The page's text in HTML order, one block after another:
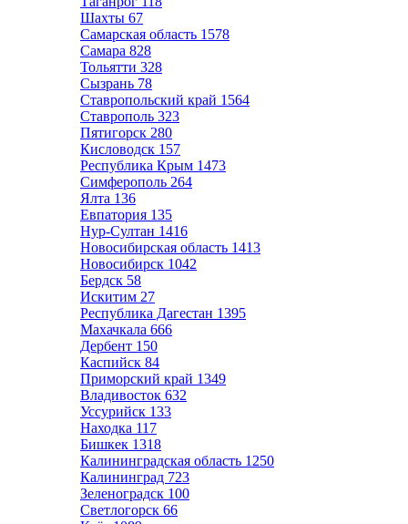
Шахты 67
Самарская область 1578
Самара 828
Тольятти 328
Сызрань 78
Ставропольский край 1564
Ставрополь 323
Пятигорск 280
Кисловодск 157
Республика Крым 1473
Симферополь 264
Ялта 136
Евпатория 135
Нур-Султан 1416
Новосибирская область 1413
Новосибирск 1042
Бердск 58
Искитим 27
Республика Дагестан 1395
Махачкала 666
Дербент 150
Каспийск 84
Приморский край 1349
Владивосток 632
Уссурийск 133
Находка 117
Бишкек 1318
Калининградская область 1250
Калининград 723
Зеленоградск 100
Светлогорск 66